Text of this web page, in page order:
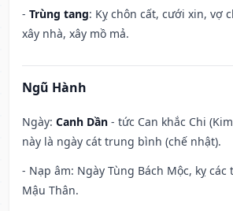
- Trùng tang: Kỵ chôn cất, cưới xin, vợ
xây nhà, xây mồ mả.
Ngũ Hành
Ngày: Canh Dần - tức Can khắc Chi
này là ngày cát trung bình (chế nhật).
- Nạp âm: Ngày Tùng Bách Mộc, kỵ các
Mậu Thân.